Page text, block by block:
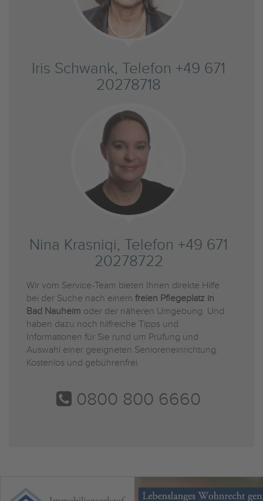
Iris Schwank, Telefon +49 671
20278718
Nina Krasniqi, Telefon +49 671
20278722
Wir vom Service-Team bieten Ihnen direkte Hilfe
bei der Suche nach einem freien Pflegeplatz in
Bad Nauheim oder der näheren Umgebung. Und
haben dazu noch hilfreiche Tipps und
Informationen für Sie rund um Prüfung und
Auswahl einer geeigneten Senioreneinrichtung.
Kostenlos und gebührenfrei.
0800 800 6660